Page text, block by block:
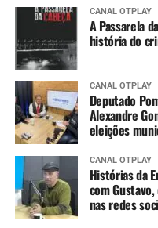
CANAL OTPLAY
A Passarela
história do
CANAL OTPLAY
Deputado
Alexandre
eleições
CANAL OTPLAY
Histórias da
com
nas redes